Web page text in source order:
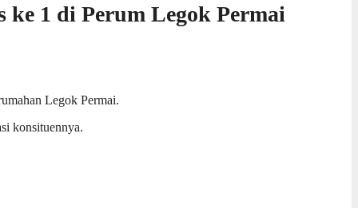
ke 1 di Perum Legok Permai
Legok Permai.
konsituennya.